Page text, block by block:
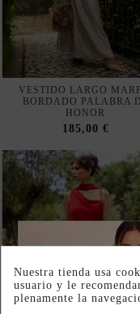
VESTIDO LARGO ROJO
ESCOTE ASIMÉTRICO
CHAL A JUEGO
180,00 €